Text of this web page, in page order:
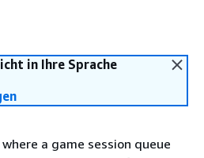
in Ihre Sprache
a game session queue